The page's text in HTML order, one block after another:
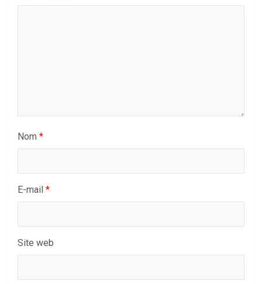
Nom *
E-mail *
Site web